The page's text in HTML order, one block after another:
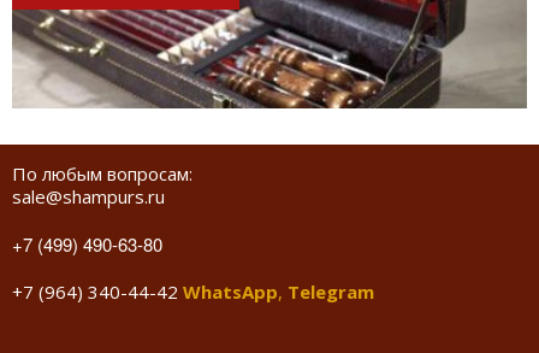
По любым вопросам:
sale@shampurs.ru
+7 (499) 490-63-80
+7 (964) 340-44-42 WhatsApp, Telegram